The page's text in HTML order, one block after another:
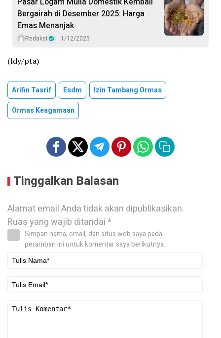
Bergairah di Desember 2025: Harga
Emas Menanjak
Redaksi 1/12/2025
(ldy/pta)
Arifin Tasrif Esdm
Izin Tambang Ormas
Ormas Keagamaan
Tinggalkan Balasan
Alamat email Anda tidak akan dipublikasikan.
Ruas yang wajib ditandai*
Simpan nama, email, dan situs web saya pada
peramban ini untuk komentar saya berikutnya.